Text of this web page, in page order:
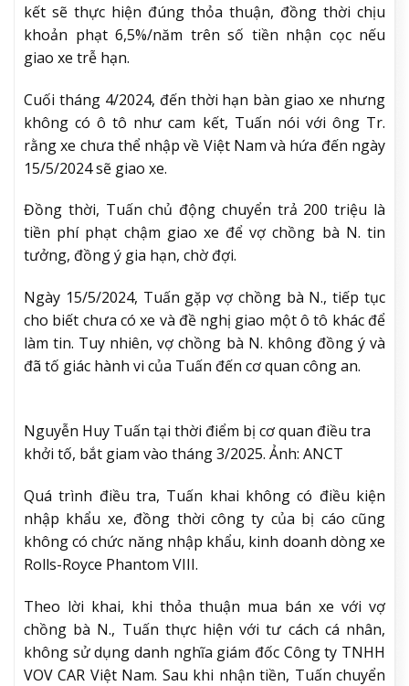
kết sẽ thực hiện đúng thỏa thuận, đồng thời chịu
khoản phạt 6,5%/năm trên số tiền nhận cọc nếu
giao xe trễ hạn.
Cuối tháng 4/2024, đến thời hạn bàn giao xe nhưng
không có ô tô như cam kết, Tuấn nói với ông Tr.
rằng xe chưa thể nhập về Việt Nam và hứa đến ngày
15/5/2024 sẽ giao xe.
Đồng thời, Tuấn chủ động chuyển trả 200 triệu là
tiền phí phạt chậm giao xe để vợ chồng bà N. tin
tưởng, đồng ý gia hạn, chờ đợi.
Ngày 15/5/2024, Tuấn gặp vợ chồng bà N., tiếp tục
cho biết chưa có xe và đề nghị giao một ô tô khác để
làm tin. Tuy nhiên, vợ chồng bà N. không đồng ý và
đã tố giác hành vi của Tuấn đến cơ quan công an.
Nguyễn Huy Tuấn tại thời điểm bị cơ quan điều tra
khởi tố, bắt giam vào tháng 3/2025. Ảnh: ANCT
Quá trình điều tra, Tuấn khai không có điều kiện
nhập khẩu xe, đồng thời công ty của bị cáo cũng
không có chức năng nhập khẩu, kinh doanh dòng xe
Rolls-Royce Phantom VIII.
Theo lời khai, khi thỏa thuận mua bán xe với vợ
chồng bà N., Tuấn thực hiện với tư cách cá nhân,
không sử dụng danh nghĩa giám đốc Công ty TNHH
VOV CAR Việt Nam. Sau khi nhận tiền, Tuấn chuyển